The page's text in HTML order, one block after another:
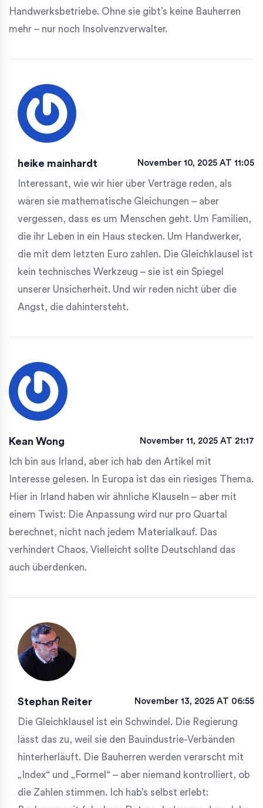
Handwerksbetriebe. Ohne sie gibt’s keine Bauherren
mehr – nur noch Insolvenzverwalter.
heike mainhardt November 10, 2025 AT 11:05
Interessant, wie wir hier über Verträge reden, als
wären sie mathematische Gleichungen – aber
vergessen, dass es um Menschen geht. Um Familien,
die ihr Leben in ein Haus stecken. Um Handwerker,
die mit dem letzten Euro zahlen. Die Gleichklausel ist
kein technisches Werkzeug – sie ist ein Spiegel
unserer Unsicherheit. Und wir reden nicht über die
Angst, die dahintersteht.
Kean Wong November 11, 2025 AT 21:17
Ich bin aus Irland, aber ich hab den Artikel mit
Interesse gelesen. In Europa ist das ein riesiges Thema.
Hier in Irland haben wir ähnliche Klauseln – aber mit
einem Twist: Die Anpassung wird nur pro Quartal
berechnet, nicht nach jedem Materialkauf. Das
verhindert Chaos. Vielleicht sollte Deutschland das
auch überdenken.
Stephan Reiter November 13, 2025 AT 06:55
Die Gleichklausel ist ein Schwindel. Die Regierung
lässt das zu, weil sie den Bauindustrie-Verbänden
hinterherläuft. Die Bauherren werden verarscht mit
„Index“ und „Formel“ – aber niemand kontrolliert, ob
die Zahlen stimmen. Ich hab’s selbst erlebt: